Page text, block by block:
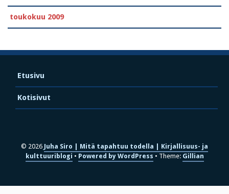
toukokuu 2009
Etusivu
Kotisivut
© 2026 Juha Siro | Mitä tapahtuu todella | Kirjallisuus- ja
kulttuuriblogi
Powered by WordPress Theme: Gillian